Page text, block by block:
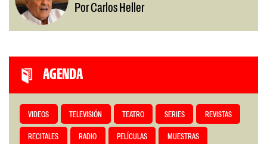
Por Carlos Heller
AGENDA
VIDEOS TELEVISIÓN TEATRO SERIES REVISTAS
RECITALES RADIO PELÍCULAS MUESTRAS